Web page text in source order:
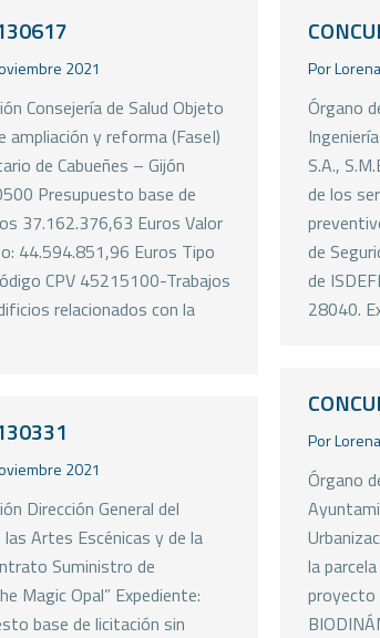
2021
Consejería de Salud Objeto
y reforma (FaseI)
de Cabueñes – Gijón
Presupuesto base de
37.162.376,63 Euros Valor
44.594.851,96 Euros Tipo
CPV 45215100-Trabajos
relacionados con la
Por
Órgano
S.A.,
de los
de
de
28040.
Por
Órgano
la
proyecto
2021
Dirección General del
Artes Escénicas y de la
Suministro de
Magic Opal” Expediente:
base de licitación sin